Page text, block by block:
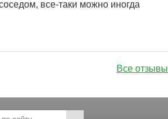
все-таки можно иногда
Все отзывы